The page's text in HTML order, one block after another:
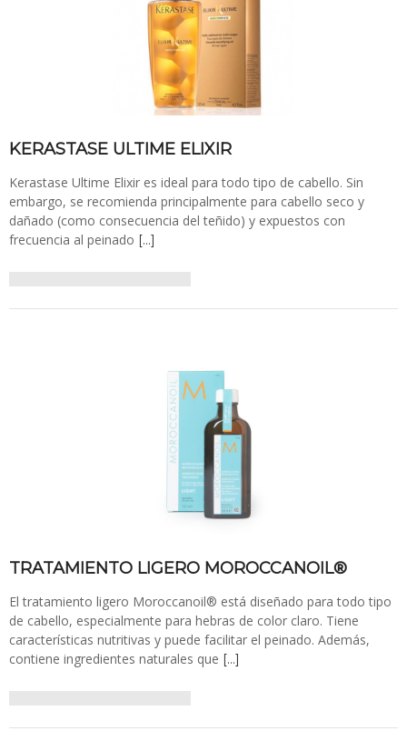
KERASTASE ULTIME ELIXIR
Kerastase Ultime Elixir es ideal para todo tipo de cabello. Sin
embargo, se recomienda principalmente para cabello seco y
dañado (como consecuencia del teñido) y expuestos con
frecuencia al peinado […]
TRATAMIENTO LIGERO MOROCCANOIL®
El tratamiento ligero Moroccanoil® está diseñado para todo tipo
de cabello, especialmente para hebras de color claro. Tiene
características nutritivas y puede facilitar el peinado. Además,
contiene ingredientes naturales que […]